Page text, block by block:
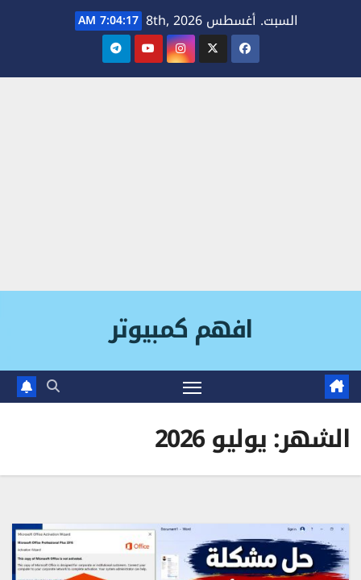
السبت. أغسطس 8th, 2026 7:04:18 AM
افهم كمبيوتر
الشهر:يوليو 2026